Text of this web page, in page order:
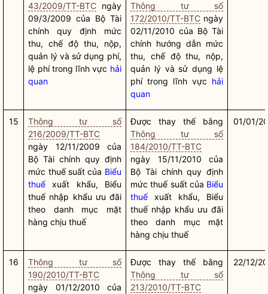
43/2009/TT-BTC ngày
09/3/2009 của Bộ Tài
chính quy định mức
thu, chế độ thu, nộp,
quản lý và sử dụng phí,
lệ phí trong lĩnh vực hải
quan
Thông tư số
172/2010/TT-BTC ngày
02/11/2010 của Bộ Tài
chính hướng dẫn mức
thu, chế độ thu, nộp,
quản lý và sử dụng lệ
phí trong lĩnh vực hải
quan
15
Thông tư số
216/2009/TT-BTC
ngày 12/11/2009 của
Bộ Tài chính quy định
mức thuế suất của Biểu
thuếxuất khẩu, Biểu
thuếnhập khẩu ưu đãi
theo danh mục mặt
hàng chịu thuế
Được thay thế bằng
Thông tư số
184/2010/TT-BTC
ngày 15/11/2010 của
Bộ Tài chính quy định
mức thuế suất của Biểu
thuếxuất khẩu, Biểu
thuếnhập khẩu ưu đãi
theo danh mục mặt
hàng chịu thuế
01/01/
16
Thông tư số
190/2010/TT-BTC
ngày 01/12/2010 của
Được thay thế bằng
Thông tư số
213/2010/TT-BTC
22/12/